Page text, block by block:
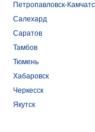
Петропавловск-
Салехард
Саратов
Тамбов
Тюмень
Хабаровск
Черкесск
Якутск